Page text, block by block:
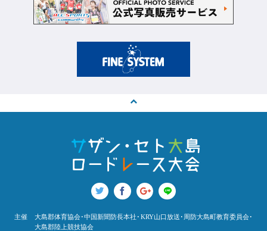
主催
大島郡体育協会･中国新聞防長本社･KRY山口放送･周防大島町教育委員会･
大島郡陸上競技協会